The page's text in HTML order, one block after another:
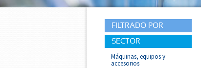
FILTRADO POR
SECTOR
Máquinas, equipos y
accesorios